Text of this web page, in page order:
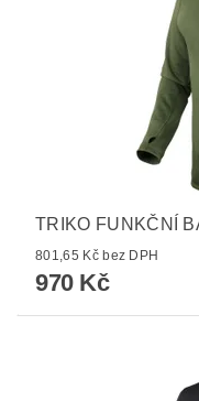
TRIKO FUNKČNÍ
801,65 Kč bez DPH
970 Kč